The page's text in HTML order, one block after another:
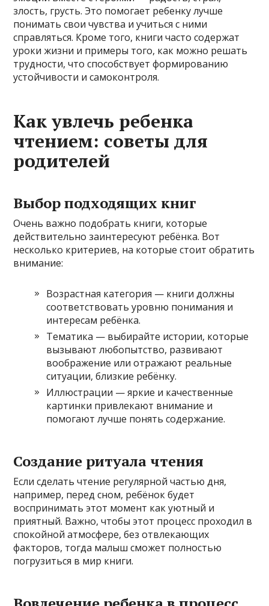
злость, грусть. Это помогает ребенку лучше
понимать свои чувства и учиться с ними
справляться. Кроме того, книги часто содержат
уроки жизни и примеры того, как можно решать
трудности, что способствует формированию
устойчивости и самоконтроля.
Как увлечь ребенка
чтением: советы для
родителей
Выбор подходящих книг
Очень важно подобрать книги, которые
действительно заинтересуют ребёнка. Вот
несколько критериев, на которые стоит обратить
внимание:
Возрастная категория — книги должны
соответствовать уровню понимания и
интересам ребёнка.
Тематика — выбирайте истории, которые
вызывают любопытство, развивают
воображение или отражают реальные
ситуации, близкие ребёнку.
Иллюстрации — яркие и качественные
картинки привлекают внимание и
помогают лучше понять содержание.
Создание ритуала чтения
Если сделать чтение регулярной частью дня,
например, перед сном, ребёнок будет
воспринимать этот момент как уютный и
приятный. Важно, чтобы этот процесс проходил в
спокойной атмосфере, без отвлекающих
факторов, тогда малыш сможет полностью
погрузиться в мир книги.